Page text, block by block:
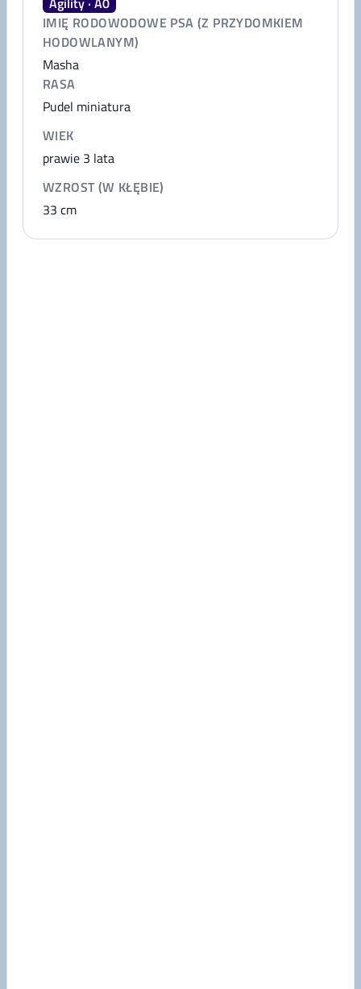
IMIĘ RODOWODOWE PSA (Z PRZYDOMKIEM
HODOWLANYM)
Masha
RASA
Pudel miniatura
WIEK
prawie 3 lata
WZROST (W KŁĘBIE)
33 cm